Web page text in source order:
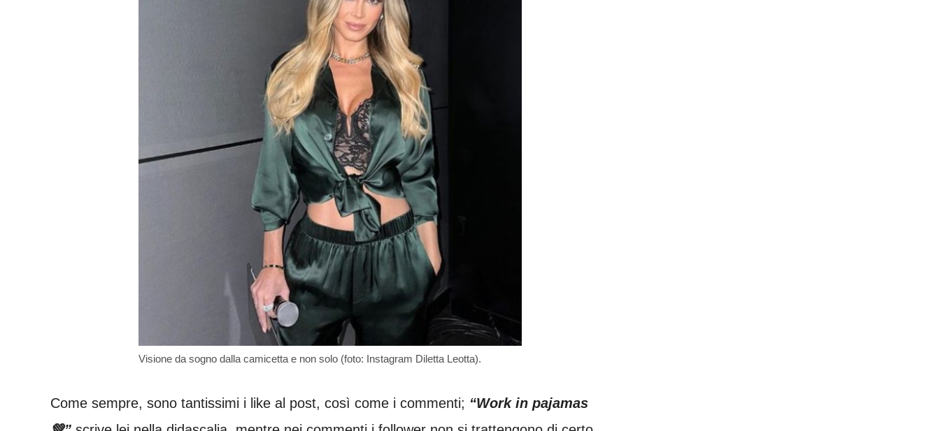
Visione da sogno dalla camicetta e non solo (foto: Instagram Diletta Leotta).
Come sempre, sono tantissimi i like al post, così come i commenti; “Work in pajamas